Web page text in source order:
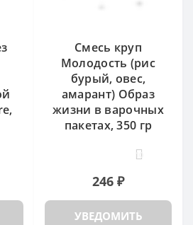
Смесь круп
Молодость (рис
бурый, овес,
амарант) Образ
жизни в варочных
пакетах, 350 гр
10
246 ₽
УВЕДОМИТЬ